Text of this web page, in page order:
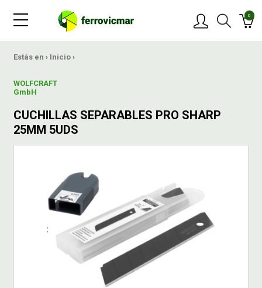
0
Estás en › Inicio ›
WOLFCRAFT
GmbH
CUCHILLAS SEPARABLES PRO SHARP
25MM 5UDS
BLOG
CONTACTAR